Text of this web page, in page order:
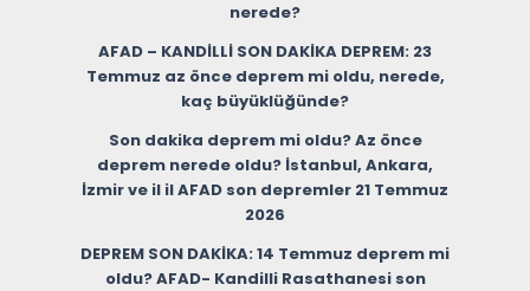
nerede?
AFAD – KANDİLLİ SON DAKİKA DEPREM: 23
Temmuz az önce deprem mi oldu, nerede,
kaç büyüklüğünde?
Son dakika deprem mi oldu? Az önce
deprem nerede oldu? İstanbul, Ankara,
İzmir ve il il AFAD son depremler 21 Temmuz
2026
DEPREM SON DAKİKA: 14 Temmuz deprem mi
oldu? AFAD- Kandilli Rasathanesi son